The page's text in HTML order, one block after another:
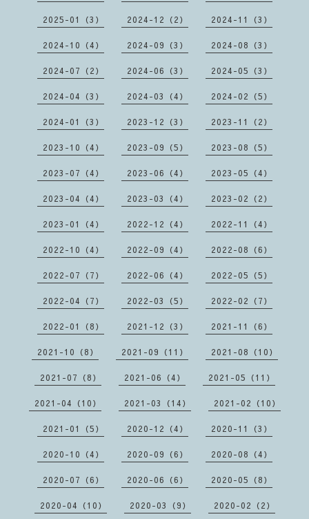
2025-01（3） 2024-12（2） 2024-11（3）
2024-10（4） 2024-09（3） 2024-08（3）
2024-07（2） 2024-06（3） 2024-05（3）
2024-04（3） 2024-03（4） 2024-02（5）
2024-01（3） 2023-12（3） 2023-11（2）
2023-10（4） 2023-09（5） 2023-08（5）
2023-07（4） 2023-06（4） 2023-05（4）
2023-04（4） 2023-03（4） 2023-02（2）
2023-01（4） 2022-12（4） 2022-11（4）
2022-10（4） 2022-09（4） 2022-08（6）
2022-07（7） 2022-06（4） 2022-05（5）
2022-04（7） 2022-03（5） 2022-02（7）
2022-01（8） 2021-12（3） 2021-11（6）
2021-10（8） 2021-09（11） 2021-08（10）
2021-07（8） 2021-06（4） 2021-05（11）
2021-04（10） 2021-03（14） 2021-02（10）
2021-01（5） 2020-12（4） 2020-11（3）
2020-10（4） 2020-09（6） 2020-08（4）
2020-07（6） 2020-06（6） 2020-05（8）
2020-04（10） 2020-03（9） 2020-02（2）